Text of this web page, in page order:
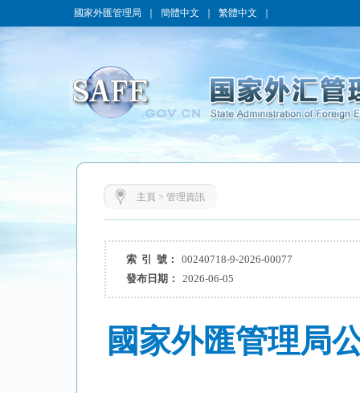
國家外匯管理局 簡體中文 繁體中文
主頁 > 管理資訊
索 引 號：
00240718-9-2026-00077
發布日期：
2026-06-05
國家外匯管理局